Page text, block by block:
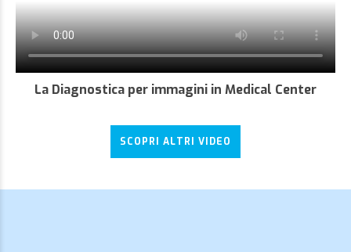
La Diagnostica per immagini in Medical Center
SCOPRI ALTRI VIDEO